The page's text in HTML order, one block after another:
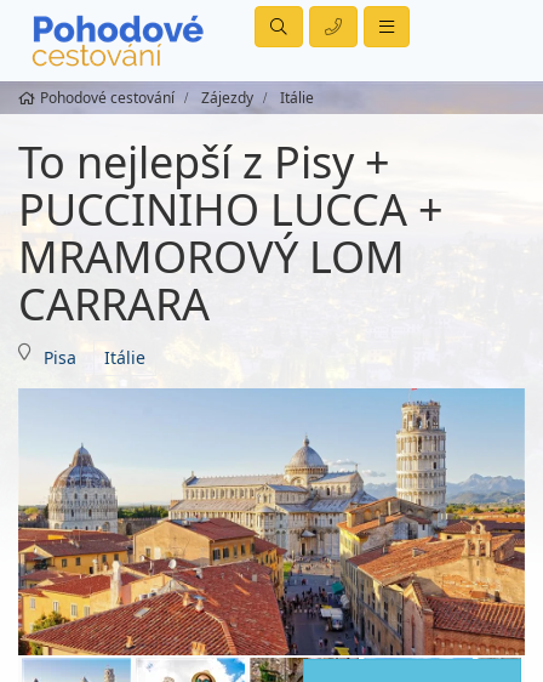
Pohodové cestování Zájezdy Itálie
To nejlepší z Pisy +
PUCCINIHO LUCCA +
MRAMOROVÝ LOM
CARRARA
Pisa Itálie